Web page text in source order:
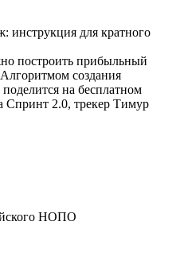
инструкция для кратного
построить прибыльный
создания
на бесплатном
Спринт 2.0, трекер Тимур
НОПО